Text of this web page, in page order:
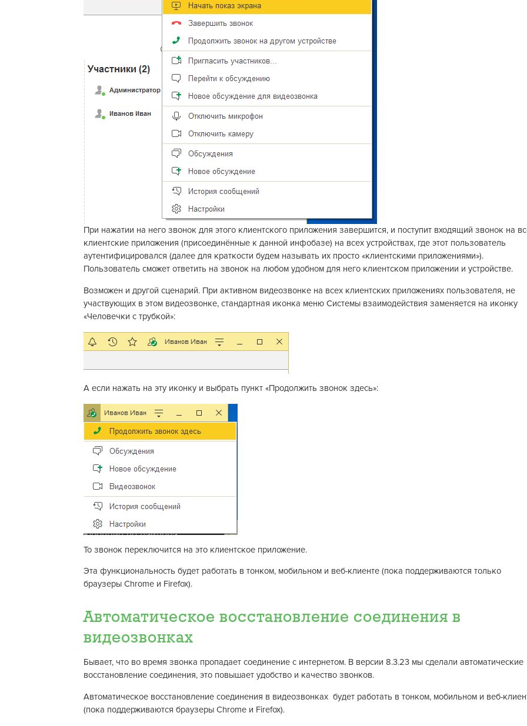
При нажатии на него звонок для этого клиентского приложения завершится, и поступит входящий звонок на
клиентские приложения (присоединённые к данной инфобазе) на всех устройствах, где этот пользователь
аутентифицировался (далее для краткости будем называть их просто «клиентскими приложениями»).
Пользователь сможет ответить на звонок на любом удобном для него клиентском приложении и устройстве.
Возможен и другой сценарий. При активном видеозвонке на всех клиентских приложениях пользователя, не
участвующих в этом видеозвонке, стандартная иконка меню Системы взаимодействия заменяется на иконку
«Человечки с трубкой»:
А если нажать на эту иконку и выбрать пункт «Продолжить звонок здесь»:
То звонок переключится на это клиентское приложение.
Эта функциональность будет работать в тонком, мобильном и веб-клиенте (пока поддерживаются только
браузеры Chrome и Firefox).
Автоматическое восстановление соединения в
видеозвонках
Бывает, что во время звонка пропадает соединение с интернетом. В версии 8.3.23 мы сделали автоматические
восстановление соединения, это повышает удобство и качество звонков.
Автоматическое восстановление соединения в видеозвонках будет работать в тонком, мобильном и веб-
(пока поддерживаются браузеры Chrome и Firefox).